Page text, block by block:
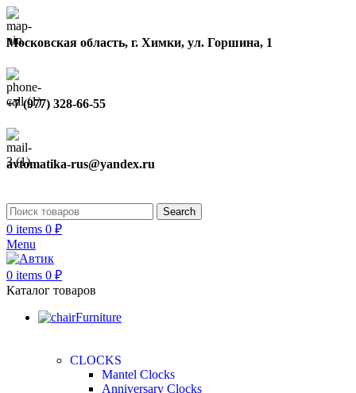
Московская область, г. Химки, ул. Горшина, 1
+7 (977) 328-66-55
avtomatika-rus@yandex.ru
Search
0 items 0 ₽
Menu
0 items 0 ₽
Каталог товаров
Furniture
CLOCKS
Mantel Clocks
Anniversary Clocks